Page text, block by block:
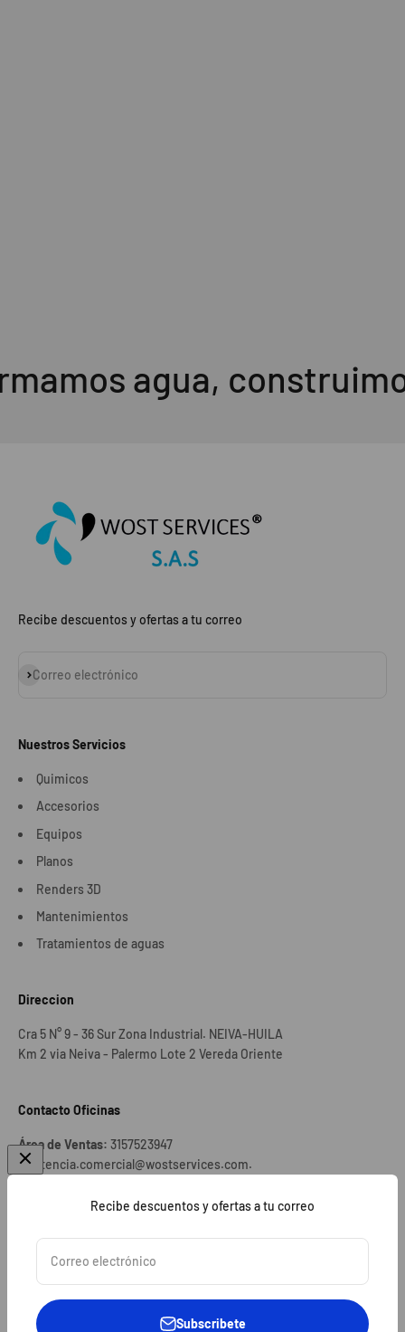
Recibe descuentos y ofertas a tu correo
Correo electrónico
Subscribete
agua,
Recibe descuentos y ofertas a tu correo
Correo electrónico
Suscribirse
Nuestros Servicios
Quimicos
Accesorios
Equipos
Planos
Renders 3D
Mantenimientos
Tratamientos de aguas
Direccion
Cra 5 N° 9 - 36 Sur Zona Industrial. NEIVA-HUILA
Km 2 via Neiva - Palermo Lote 2 Vereda Oriente
Contacto Oficinas
Área de Ventas: 3157523947
asistencia.comercial@wostservices.com.
Área de Licitaciones:3053870768
Área de Logistica:3204375604 logistica@wostservices.com
Área Admva: 3332455322 subgerencia@wostservices.com